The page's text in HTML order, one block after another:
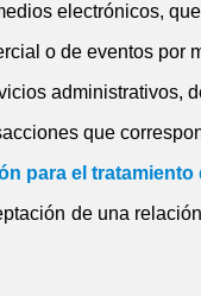
electrónicos,
o de eventos por
administrativos,
que
para el tratamiento
de una